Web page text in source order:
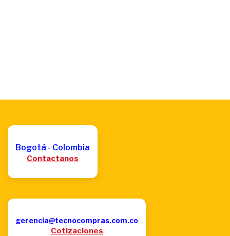
Bogotá - Colombia
Contactanos
gerencia@tecnocompras.com.co
Cotizaciones